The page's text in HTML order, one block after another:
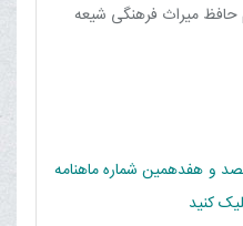
حافظ ميراث فرهنگی شيعه
و هفدهمین شماره ماهنامه
کنید